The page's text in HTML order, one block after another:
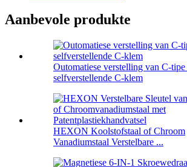
Aanbevole produkte
Outomatiese verstelling van C-
selfverstellende C-klem
HEXON Koolstofstaal of Chroom
Vanadiumstaal Verstelbare ...